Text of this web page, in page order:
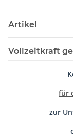
Artikel
Vollzeitkraft
für
zur